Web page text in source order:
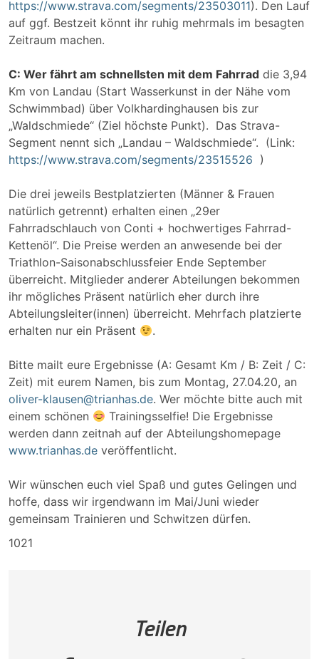
https://www.strava.com/segments/23503011). Den Lauf
auf ggf. Bestzeit könnt ihr ruhig mehrmals im besagten
Zeitraum machen.
C: Wer fährt am schnellsten mit dem Fahrrad die 3,94
Km von Landau (Start Wasserkunst in der Nähe vom
Schwimmbad) über Volkhardinghausen bis zur
„Waldschmiede“ (Ziel höchste Punkt). Das Strava-
Segment nennt sich „Landau – Waldschmiede“. (Link:
https://www.strava.com/segments/23515526 )
Die drei jeweils Bestplatzierten (Männer & Frauen
natürlich getrennt) erhalten einen „29er
Fahrradschlauch von Conti + hochwertiges Fahrrad-
Kettenöl“. Die Preise werden an anwesende bei der
Triathlon-Saisonabschlussfeier Ende September
überreicht. Mitglieder anderer Abteilungen bekommen
ihr mögliches Präsent natürlich eher durch ihre
Abteilungsleiter(innen) überreicht. Mehrfach platzierte
erhalten nur ein Präsent
.
Bitte mailt eure Ergebnisse (A: Gesamt Km / B: Zeit / C:
Zeit) mit eurem Namen, bis zum Montag, 27.04.20, an
oliver-klausen@trianhas.de. Wer möchte bitte auch mit
einem schönen
Trainingsselfie! Die Ergebnisse
werden dann zeitnah auf der Abteilungshomepage
www.trianhas.de veröffentlicht.
Wir wünschen euch viel Spaß und gutes Gelingen und
hoffe, dass wir irgendwann im Mai/Juni wieder
gemeinsam Trainieren und Schwitzen dürfen.
1021
Teilen